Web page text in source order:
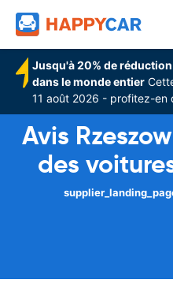
Jusqu'à 20% de
dans le monde entier
11 août 2026 - profitez-en
Avis
des